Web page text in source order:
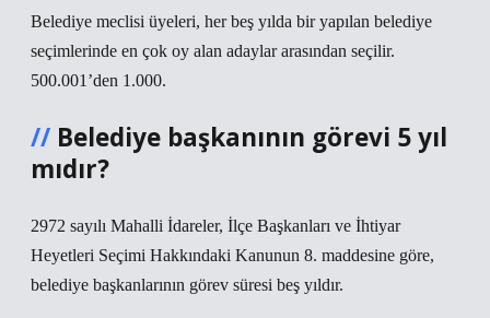
Belediye meclisi üyeleri, her beş yılda bir yapılan belediye
seçimlerinde en çok oy alan adaylar arasından seçilir.
500.001’den 1.000.
Belediye başkanının görevi 5 yıl
mıdır?
2972 sayılı Mahalli İdareler, İlçe Başkanları ve İhtiyar
Heyetleri Seçimi Hakkındaki Kanunun 8. maddesine göre,
belediye başkanlarının görev süresi beş yıldır.